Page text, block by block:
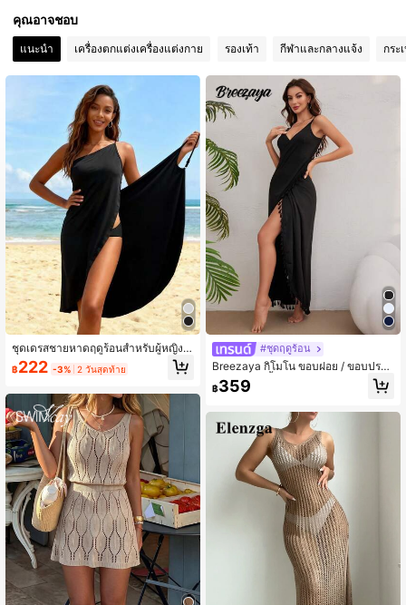
4.89
4.89 379K ผู้ติดตาม
4.89
คุณอาจชอบ
แนะนำ เครื่องตกแต่งเครื่องแต่งกาย รองเท้า กีฬาและกลางแจ้ง กระ
ชุดเดรสชายหาดฤดูร้อนสำหรับผู้หญิง -
ชุดเดรสสีดำแบบสบายๆ ไม่มีแขน พร้อ
มสายปรับได้ ผ้าผสมโพลีเอสเตอร์และส
ละวันหยุดชายหาด สไตล์โบโฮชิค
฿222 -3% 2 วันสุดท้าย
#ชุดฤดูร้อน
Breezaya กิโมโน ขอบฝอย / ขอบประดั
บพู่ พันชายเสื้อ
฿359